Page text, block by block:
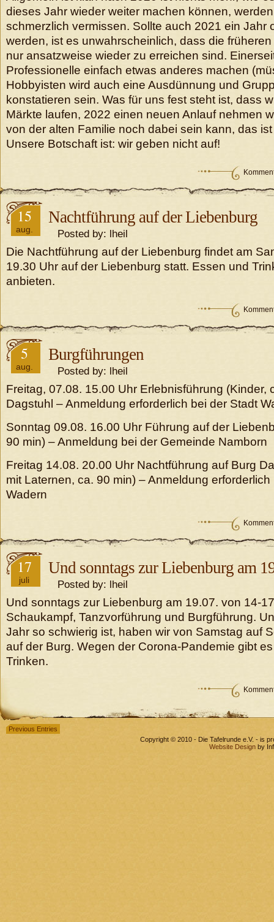
dieses Jahr wieder weiter machen können,
schmerzlich vermissen. Sollte auch 2021 ein Jahr
werden, ist es unwahrscheinlich, dass die
nur ansatzweise wieder zu erreichen sind.
Professionelle einfach etwas anderes machen
Hobbyisten wird auch eine Ausdünnung und
konstatieren sein. Was für uns fest steht ist, dass
Märkte laufen, 2022 einen neuen Anlauf nehmen
von der alten Familie noch dabei sein kann, das
Unsere Botschaft ist: wir geben nicht auf!
15
aug.
Nachtführung auf der Liebenburg
Posted by: lheil
Die Nachtführung auf der Liebenburg findet am
19.30 Uhr auf der Liebenburg statt. Essen und
anbieten.
5
aug.
Burgführungen
Posted by: lheil
Freitag, 07.08. 15.00 Uhr Erlebnisführung (Kinder,
Dagstuhl – Anmeldung erforderlich bei der Stadt
Sonntag 09.08. 16.00 Uhr Führung auf der
90 min) – Anmeldung bei der Gemeinde Namborn
Freitag 14.08. 20.00 Uhr Nachtführung auf Burg
mit Laternen, ca. 90 min) – Anmeldung
Wadern
17
juli
Und sonntags zur Liebenburg am
Posted by: lheil
Und sonntags zur Liebenburg am 19.07. von 14-
Schaukampf, Tanzvorführung und Burgführung.
Jahr so schwierig ist, haben wir von Samstag auf
auf der Burg. Wegen der Corona-Pandemie gibt
Trinken.
Previous Entries
Copyright © 2010 - Die Tafelrunde e.V. - is
Website Design by